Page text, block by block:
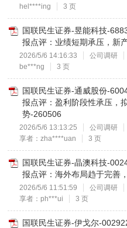
hel****ing
3 页
国联民生证券-昱能科技-
报点评：业绩短期承压，新
2026/5/6 14:16:33 公司调研
be***ng
3 页
国联民生证券-通威股份-
报点评：盈利阶段性承压，
势-260506
2026/5/6 13:13:25 公司调研
享者：zha****uan
3 页
国联民生证券-晶澳科技-
报点评：海外布局趋于完善
2026/5/6 11:51:59 公司调研
享者：ph***ui
3 页
国联民生证券-伊戈尔-